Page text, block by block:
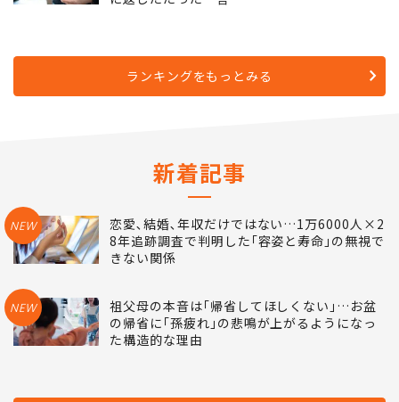
ランキングをもっとみる
新着記事
NEW
恋愛､結婚､年収だけではない…1万6000人×2
8年追跡調査で判明した｢容姿と寿命｣の無視で
きない関係
NEW
祖父母の本音は｢帰省してほしくない｣…お盆
の帰省に｢孫疲れ｣の悲鳴が上がるようになっ
た構造的な理由